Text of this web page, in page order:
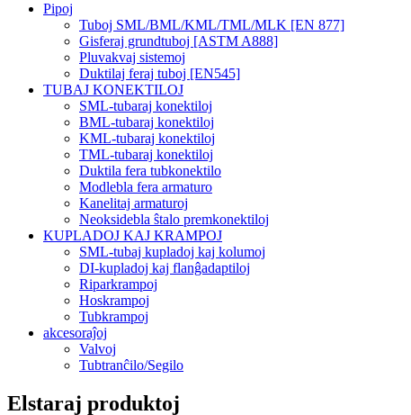
Pipoj
Tuboj SML/BML/KML/TML/MLK [EN 877]
Gisferaj grundtuboj [ASTM A888]
Pluvakvaj sistemoj
Duktilaj feraj tuboj [EN545]
TUBAJ KONEKTILOJ
SML-tubaraj konektiloj
BML-tubaraj konektiloj
KML-tubaraj konektiloj
TML-tubaraj konektiloj
Duktila fera tubkonektilo
Modlebla fera armaturo
Kanelitaj armaturoj
Neoksidebla ŝtalo premkonektiloj
KUPLADOJ KAJ KRAMPOJ
SML-tubaj kupladoj kaj kolumoj
DI-kupladoj kaj flanĝadaptiloj
Riparkrampoj
Hoskrampoj
Tubkrampoj
akcesoraĵoj
Valvoj
Tubtranĉilo/Segilo
Elstaraj produktoj